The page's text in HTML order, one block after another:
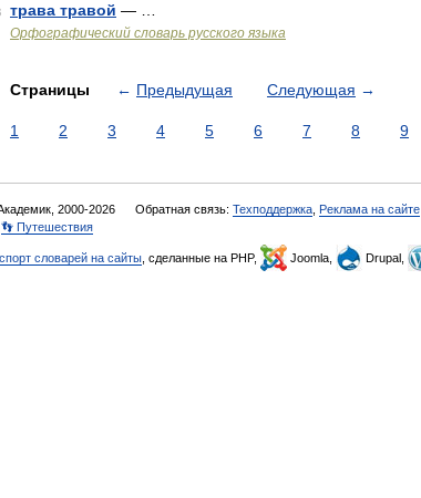
трава травой — …
Орфографический словарь русского языка
Страницы ← Предыдущая Следующая →
1 2 3 4 5 6 7 8 9
2000-2026 Обратная связь: Техподдержка Реклама на сайте
👣 Путешествия
словарей на сайты , сделанные на PHP, Joomla, Drupal,